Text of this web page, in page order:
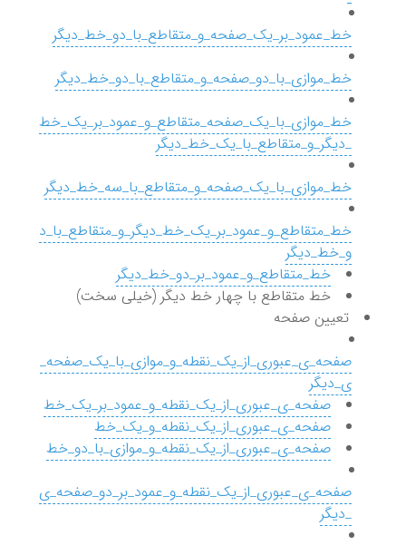
خط_عمود_بر_یک_صفحه_و_متقاطع_با_دو_خط_دیگر
خط_موازی_با_دو_صفحه_و_متقاطع_با_دو_خط_دیگر
خط_موازی_با_یک_صفحه_متقاطع_و_عمود_بر_یک_خط
_دیگر_و_متقاطع_با_یک_خط_دیگر
خط_موازی_با_یک_صفحه_و_متقاطع_با_سه_خط_دیگر
خط_متقاطع_و_عمود_بر_یک_خط_دیگر_و_متقاطع_با_د
و_خط_دیگر
خط_متقاطع_و_عمود_بر_دو_خط_دیگر
خط متقاطع با چهار خط دیگر (خیلی سخت)
تعیین صفحه
صفحه_ی_عبوری_از_یک_نقطه_و_موازی_با_یک_صفحه_
ی_دیگر
صفحه_ی_عبوری_از_یک_نقطه_و_عمود_بر_یک_خط
صفحه_ی_عبوری_از_یک_نقطه_و_یک_خط
صفحه_ی_عبوری_از_یک_نقطه_و_موازی_با_دو_خط
صفحه_ی_عبوری_از_یک_نقطه_و_عمود_بر_دو_صفحه_ی
_دیگر